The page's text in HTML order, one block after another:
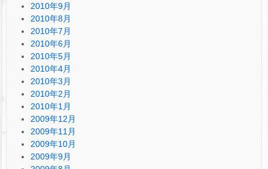
2010年9月
2010年8月
2010年7月
2010年6月
2010年5月
2010年4月
2010年3月
2010年2月
2010年1月
2009年12月
2009年11月
2009年10月
2009年9月